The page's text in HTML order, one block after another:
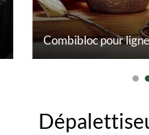
Combibloc pour ligne